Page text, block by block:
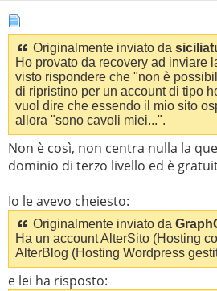
Originalmente inviato da
Ho provato da recovery ad inviare
visto rispondere che "non è
di ripristino per un account di tipo
vuol dire che essendo il mio sito
allora "sono cavoli miei...".
Non è così, non centra nulla la
dominio di terzo livello ed è
Io le avevo cheiesto:
Originalmente inviato da
Ha un account AlterSito (Hosting
AlterBlog (Hosting Wordpress
e lei ha risposto: